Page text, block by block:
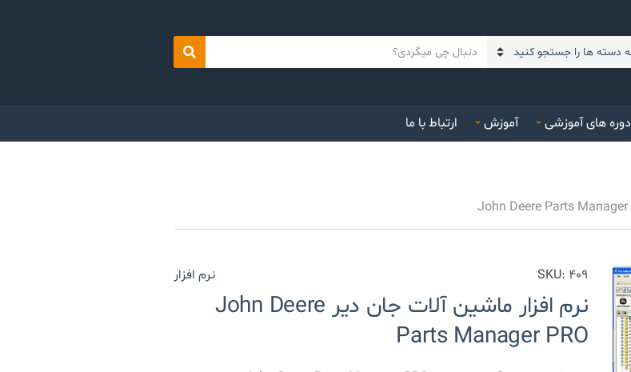
ت
س
ت
ک
Search
دوره های آموزشی آموزش ارتباط با ما
SKU: 409 نرم افزار
نرم افزار ماشین آلات جان دیر John Deere
Parts Manager PRO